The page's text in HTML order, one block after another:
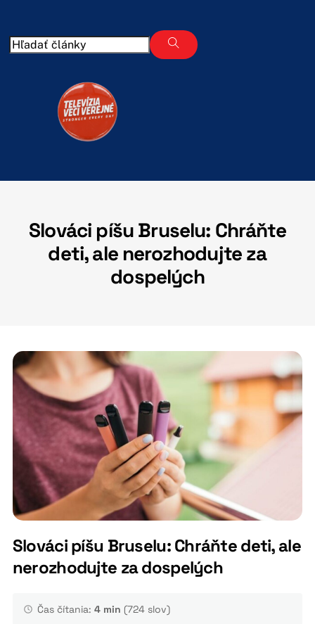
content
Slováci píšu Bruselu: Chráňte
deti, ale nerozhodujte za
dospelých
Slováci píšu Bruselu: Chráňte deti, ale
nerozhodujte za dospelých
Čas čítania: 4 min (724 slov)